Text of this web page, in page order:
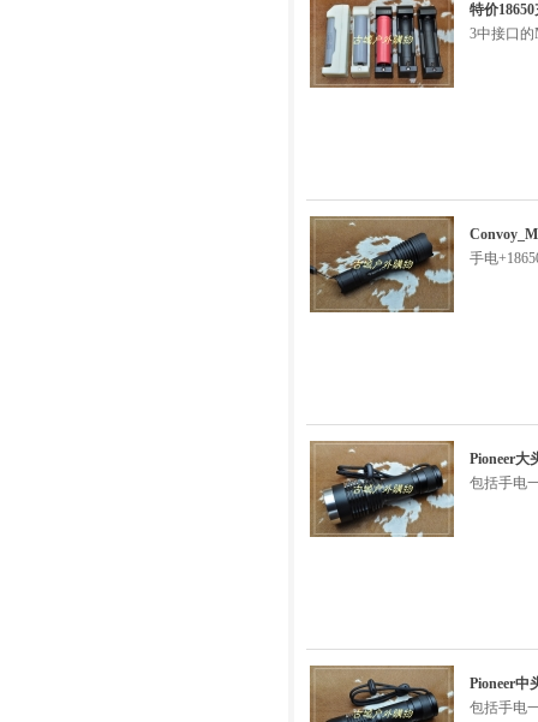
特价
3中接口的
手电
Pioneer大
包括手电
Pioneer中
包括手电